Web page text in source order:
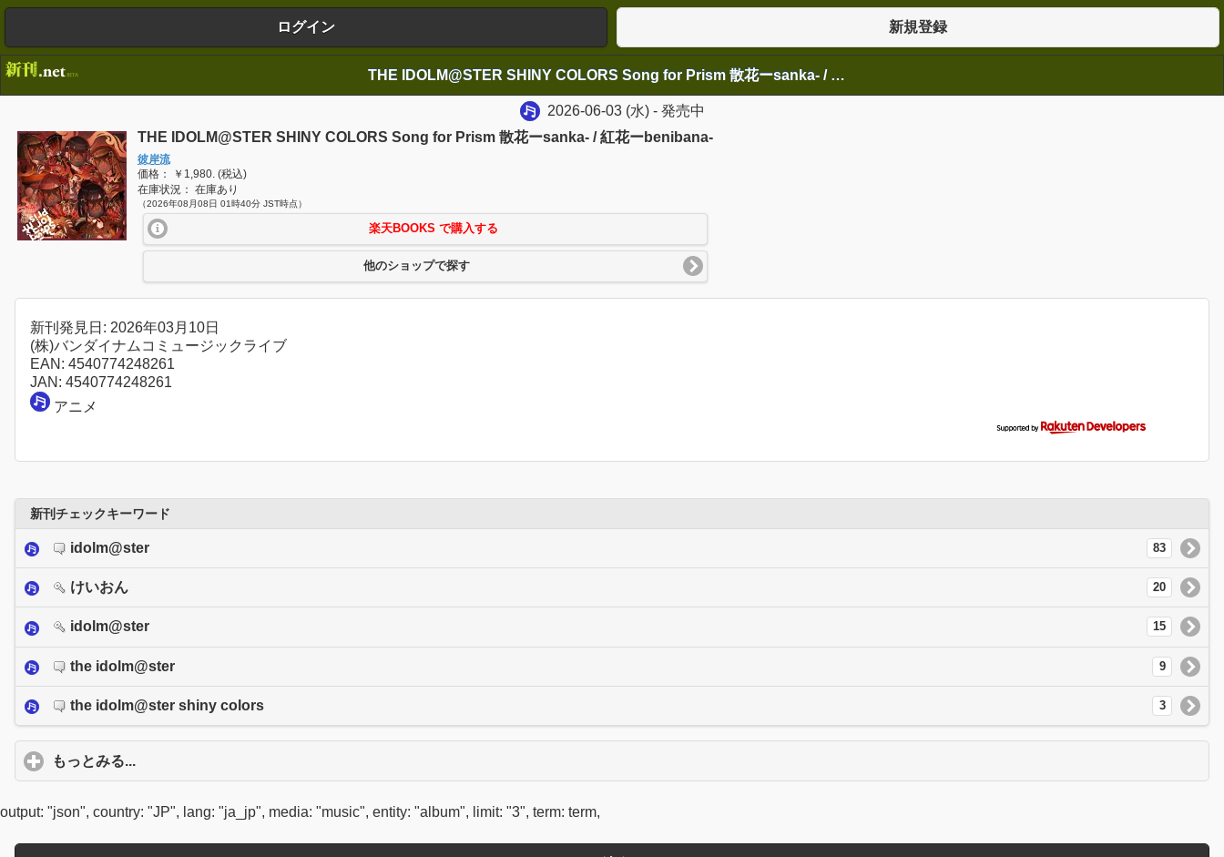
ログイン 新規登録
THE IDOLM@STER SHINY COLORS Song for Prism 散花ーsanka- / 紅花ーbenibana-
2026-06-03(水)- 発売中
THE IDOLM@STER SHINY COLORS Song for Prism 散花ーsanka- / 紅花ーbenibana-
彼岸流
価格： ￥1,980. (税込)
在庫状況： 在庫あり
（2026年08月08日 01時40分 JST時点）
楽天BOOKS で購入する
他のショップで探す
新刊発見日: 2026年03月10日
(株)バンダイナムコミュージックライブ
EAN: 4540774248261
JAN: 4540774248261
アニメ
新刊チェックキーワード
idolm@ster 83
けいおん 20
idolm@ster 15
the idolm@ster 9
the idolm@ster shiny colors 3
もっとみる...
output: "json", country: "JP", lang: "ja_jp", media: "music", entity: "album", limit: "3", term: term,